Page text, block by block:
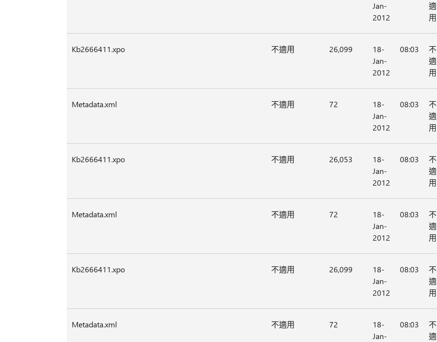
Jan-
2012
適
用
Kb2666411.xpo 不適用 26,099
18-
Jan-
2012
08:03
不
適
用
Metadata.xml 不適用 72
18-
Jan-
2012
08:03
不
適
用
Kb2666411.xpo 不適用 26,053
18-
Jan-
2012
08:03
不
適
用
Metadata.xml 不適用 72
18-
Jan-
2012
08:03
不
適
用
Kb2666411.xpo 不適用 26,099
18-
Jan-
2012
08:03
不
適
用
Metadata.xml 不適用 72
18-
Jan-
08:03
不
適